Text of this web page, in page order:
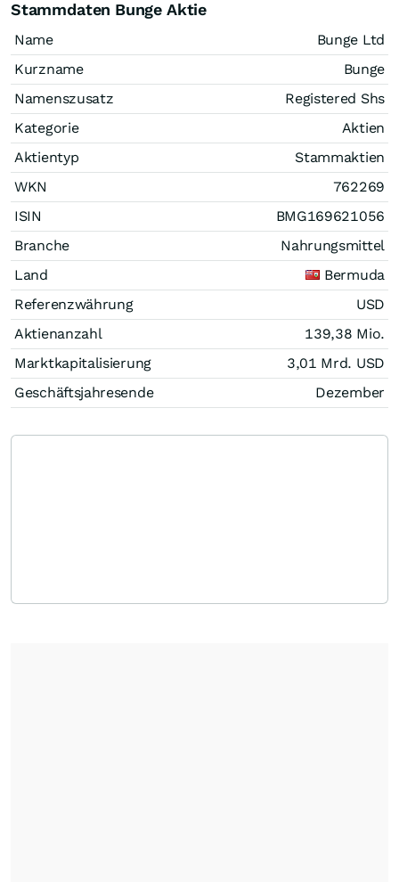
Stammdaten Bunge Aktie
Name
Bunge Ltd
Kurzname
Bunge
Namenszusatz
Registered Shs
Kategorie
Aktien
Aktientyp
Stammaktien
WKN
762269
ISIN
BMG169621056
Branche
Nahrungsmittel
Land
Bermuda
Referenzwährung
USD
Aktienanzahl
139,38 Mio.
Marktkapitalisierung
3,01 Mrd. USD
Geschäftsjahresende
Dezember